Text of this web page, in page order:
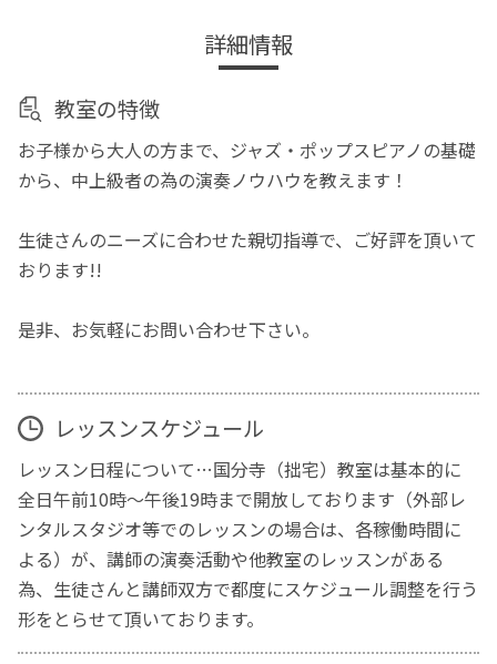
詳細情報
教室の特徴
お子様から大人の方まで、ジャズ・ポップスピアノの基礎
から、中上級者の為の演奏ノウハウを教えます！
生徒さんのニーズに合わせた親切指導で、ご好評を頂いて
おります!!
是非、お気軽にお問い合わせ下さい。
レッスンスケジュール
レッスン日程について…国分寺（拙宅）教室は基本的に
全日午前10時〜午後19時まで開放しております（外部レ
ンタルスタジオ等でのレッスンの場合は、各稼働時間に
よる）が、講師の演奏活動や他教室のレッスンがある
為、生徒さんと講師双方で都度にスケジュール調整を行う
形をとらせて頂いております。